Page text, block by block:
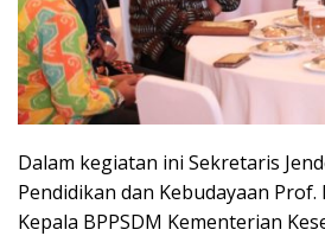
Dalam kegiatan ini Sekretaris
Pendidikan dan Kebudayaan Prof.
Kepala BPPSDM Kementerian